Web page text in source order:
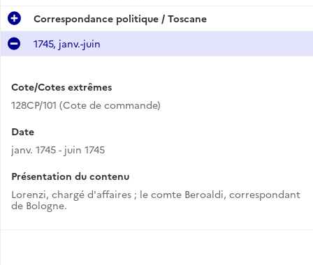
Correspondance politique / Toscane
1745, janv.-juin
Cote/Cotes extrêmes
128CP/101 (Cote de commande)
Date
janv. 1745 - juin 1745
Présentation du contenu
Lorenzi, chargé d'affaires ; le comte Beroaldi, correspondant
de Bologne.